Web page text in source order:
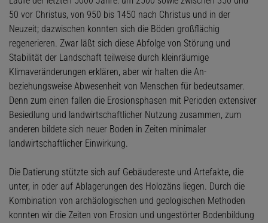
50 vor Christus, von 950 bis 1450 nach Christus und in der
Neuzeit; dazwischen konnten sich die Böden großflächig
regenerieren. Zwar läßt sich diese Abfolge von Störung und
Stabilität der Landschaft teilweise durch kleinräumige
Klimaveränderungen erklären, aber wir halten die An-
beziehungsweise Abwesenheit von Menschen für bedeutsamer.
Denn zum einen fallen die Erosionsphasen mit Perioden extensiver
Besiedlung und landwirtschaftlicher Nutzung zusammen, zum
anderen bildete sich neuer Boden in Zeiten minimaler
landwirtschaftlicher Einwirkung.
Die Datierung stützte sich auf Gebäudereste und Artefakte, die
unter, in oder auf Ablagerungen des Holozäns liegen. Durch die
Kombination von archäologischen und geologischen Methoden
konnten wir die Zeiten von Erosion und ungestörter Bodenbildung